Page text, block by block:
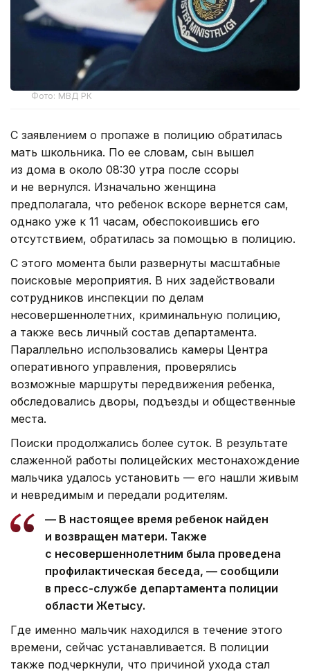
Фото: МВД РК
С заявлением о пропаже в полицию обратилась
мать школьника. По ее словам, сын вышел
из дома в около 08:30 утра после ссоры
и не вернулся. Изначально женщина
предполагала, что ребенок вскоре вернется сам,
однако уже к 11 часам, обеспокоившись его
отсутствием, обратилась за помощью в полицию.
С этого момента были развернуты масштабные
поисковые мероприятия. В них задействовали
сотрудников инспекции по делам
несовершеннолетних, криминальную полицию,
а также весь личный состав департамента.
Параллельно использовались камеры Центра
оперативного управления, проверялись
возможные маршруты передвижения ребенка,
обследовались дворы, подъезды и общественные
места.
Поиски продолжались более суток. В результате
слаженной работы полицейских местонахождение
мальчика удалось установить — его нашли живым
и невредимым и передали родителям.
— В настоящее время ребенок найден
и возвращен матери. Также
с несовершеннолетним была проведена
профилактическая беседа, — сообщили
в пресс-службе департамента полиции
области Жетысу.
Где именно мальчик находился в течение этого
времени, сейчас устанавливается. В полиции
также подчеркнули, что причиной ухода стал